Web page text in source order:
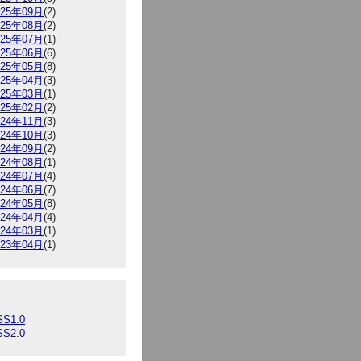
年09月 (2)
年08月 (2)
年07月 (1)
年06月 (6)
年05月 (8)
年04月 (3)
年03月 (1)
年02月 (2)
年11月 (3)
年10月 (3)
年09月 (2)
年08月 (1)
年07月 (4)
年06月 (7)
年05月 (8)
年04月 (4)
年03月 (1)
年04月 (1)